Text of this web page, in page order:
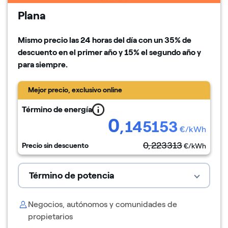
Plana
Mismo precio las 24 horas del día con un35% de
descuento en el primer año y 15% el segundo año y
para siempre.
Mejor precio, exclusivo online
Término de energía
0,145153 €/kWh
Precio sin descuento 0,223313€/kWh
Término de potencia
Negocios, autónomos y comunidades de
propietarios